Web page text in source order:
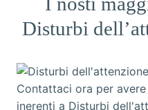
Disturbi